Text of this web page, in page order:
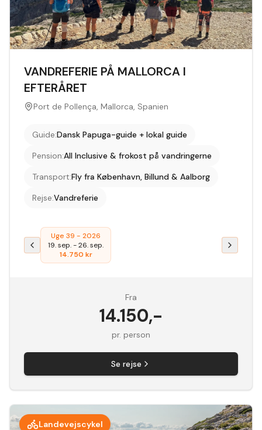
VANDREFERIE PÅ MALLORCA I
EFTERÅRET
Port de Pollença, Mallorca, Spanien
Guide:Dansk Papuga-guide + lokal guide
Pension:All Inclusive & frokost på vandringerne
Transport:Fly fra København, Billund & Aalborg
Rejse:Vandreferie
Uge 39 - 2026
19. sep.-26. sep.
14.750 kr
Fra
14.150,-
pr. person
Se rejse
Landevejscykel